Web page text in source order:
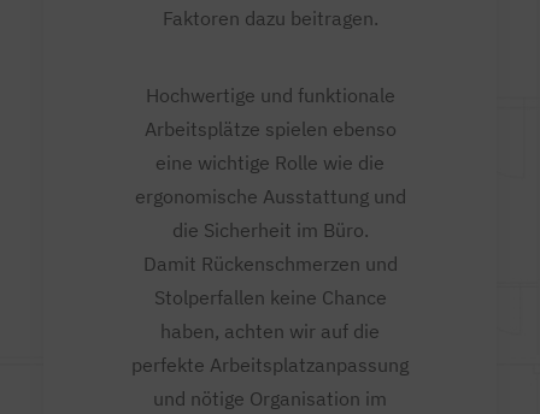
Faktoren dazu beitragen.
Hochwertige und funktionale
Arbeitsplätze spielen ebenso
eine wichtige Rolle wie die
ergonomische Ausstattung und
die Sicherheit im Büro.
Damit Rückenschmerzen und
Stolperfallen keine Chance
haben, achten wir auf die
perfekte Arbeitsplatzanpassung
und nötige Organisation im